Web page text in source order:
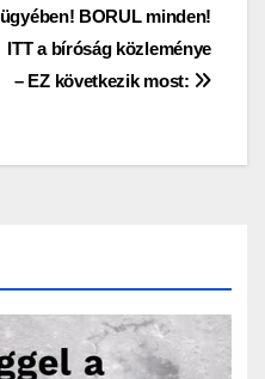
ügyében! BORUL minden!
ITT a bíróság közleménye
– EZ következik most: